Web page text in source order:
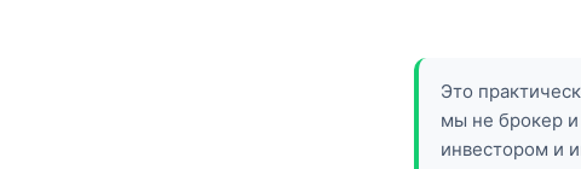
Это
мы не брокер
инвестором и